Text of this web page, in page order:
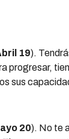
19).
progresar,
sus
20). No te